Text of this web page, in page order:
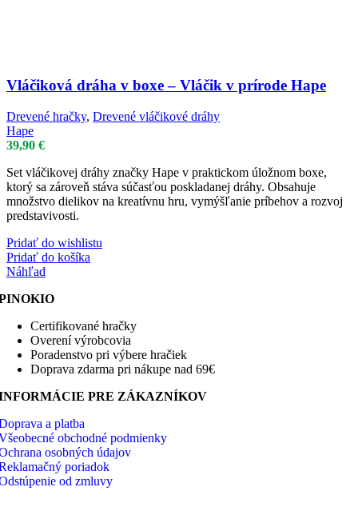
Vláčiková dráha v boxe – Vláčik v prírode Hape
Drevené hračky, Drevené vláčikové dráhy
Hape
39,90 €
Set vláčikovej dráhy značky Hape v praktickom úložnom boxe,
ktorý sa zároveň stáva súčasťou poskladanej dráhy. Obsahuje
množstvo dielikov na kreatívnu hru, vymýšľanie príbehov a rozvoj
predstavivosti.
Pridať do wishlistu
Pridať do košíka
Náhľad
Certifikované hračky
Overení výrobcovia
Poradenstvo pri výbere hračiek
Doprava zdarma pri nákupe nad 69€
PRE ZÁKAZNÍKOV
a platba
obchodné podmienky
osobných údajov
poriadok
od zmluvy